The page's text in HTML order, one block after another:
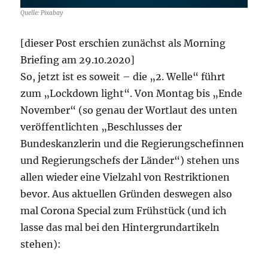
Quelle: Pixabay
[dieser Post erschien zunächst als Morning
Briefing am 29.10.2020]
So, jetzt ist es soweit – die „2. Welle“ führt
zum „Lockdown light“. Von Montag bis „Ende
November“ (so genau der Wortlaut des unten
veröffentlichten „Beschlusses der
Bundeskanzlerin und die Regierungschefinnen
und Regierungschefs der Länder“) stehen uns
allen wieder eine Vielzahl von Restriktionen
bevor. Aus aktuellen Gründen deswegen also
mal Corona Special zum Frühstück (und ich
lasse das mal bei den Hintergrundartikeln
stehen):